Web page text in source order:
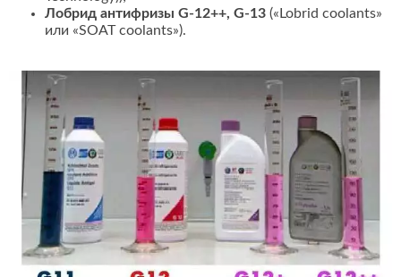
Лобрид антифризы G-12++, G-13 («Lobrid coolants»
или «SOAT coolants»).